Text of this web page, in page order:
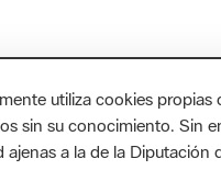
ACCESIBILIDAD
utiliza cookies
sin su conocimiento. Sin
ajenas a la de la